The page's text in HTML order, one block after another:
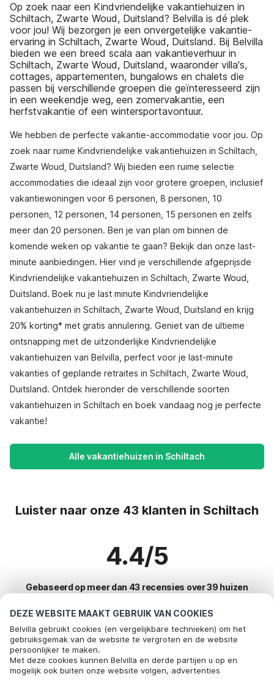
DEZE WEBSITE MAAKT GEBRUIK VAN COOKIES
Belvilla gebruikt cookies (en vergelijkbare technieken) om het
gebruiksgemak van de website te vergroten en de website
persoonlijker te maken.
Met deze cookies kunnen Belvilla en derde partijen u op en
mogelijk ook buiten onze website volgen, advertenties
Op zoek naar een Kindvriendelijke vakantiehuizen in
Schiltach, Zwarte Woud, Duitsland? Belvilla is dé plek
voor jou! Wij bezorgen je een onvergetelijke vakantie-
ervaring in Schiltach, Zwarte Woud, Duitsland. Bij Belvilla
bieden we een breed scala aan vakantieverhuur in
Schiltach, Zwarte Woud, Duitsland, waaronder villa's,
cottages, appartementen, bungalows en chalets die
passen bij verschillende groepen die geïnteresseerd zijn
in een weekendje weg, een zomervakantie, een
herfstvakantie of een wintersportavontuur.
We hebben de perfecte vakantie-accommodatie voor jou. Op
zoek naar ruime Kindvriendelijke vakantiehuizen in Schiltach,
Zwarte Woud, Duitsland? Wij bieden een ruime selectie
accommodaties die ideaal zijn voor grotere groepen, inclusief
vakantiewoningen voor 6 personen, 8 personen, 10
personen, 12 personen, 14 personen, 15 personen en zelfs
meer dan 20 personen. Ben je van plan om binnen de
komende weken op vakantie te gaan? Bekijk dan onze last-
minute aanbiedingen. Hier vind je verschillende afgeprijsde
Kindvriendelijke vakantiehuizen in Schiltach, Zwarte Woud,
Duitsland. Boek nu je last minute Kindvriendelijke
vakantiehuizen in Schiltach, Zwarte Woud, Duitsland en krijg
20% korting* met gratis annulering. Geniet van de ultieme
ontsnapping met de uitzonderlijke Kindvriendelijke
vakantiehuizen van Belvilla, perfect voor je last-minute
vakanties of geplande retraites in Schiltach, Zwarte Woud,
Duitsland. Ontdek hieronder de verschillende soorten
vakantiehuizen in Schiltach en boek vandaag nog je perfecte
vakantie!
Alle vakantiehuizen in Schiltach
Luister naar onze 43 klanten in Schiltach
4.4/5
Gebaseerd op meer dan 43 recensies over 39 huizen
Meest populaire bestemmingen voor
vakantie
Top steden met top voorzieningen voor vakantie